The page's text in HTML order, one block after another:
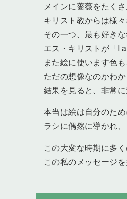
メインに薔薇をたく
キリスト教からは様々
その一つ、最も好き
エス・キリストが「I
また絵に使います色
ただの想像なのかわ
結果を見ると、非常に
本当は絵は自分のた
ラシに偶然に導かれ
この大変な時期に多
この私のメッセージ